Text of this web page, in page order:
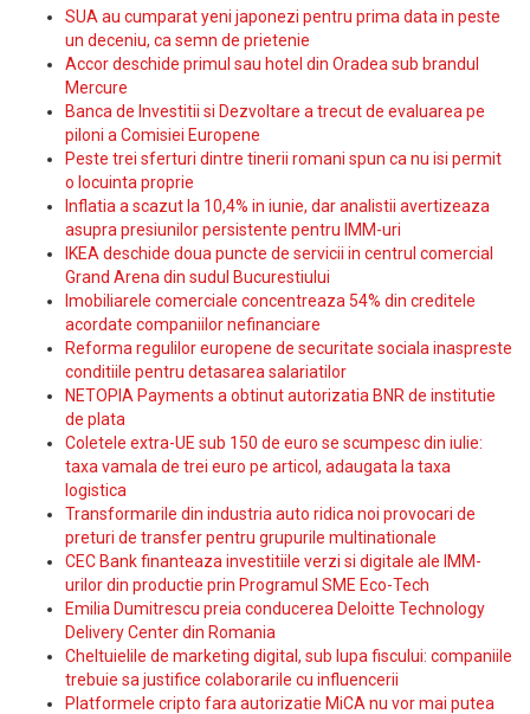
SUA au cumparat yeni japonezi pentru prima data in peste
un deceniu, ca semn de prietenie
Accor deschide primul sau hotel din Oradea sub brandul
Mercure
Banca de Investitii si Dezvoltare a trecut de evaluarea pe
piloni a Comisiei Europene
Peste trei sferturi dintre tinerii romani spun ca nu isi permit
o locuinta proprie
Inflatia a scazut la 10,4% in iunie, dar analistii avertizeaza
asupra presiunilor persistente pentru IMM-uri
IKEA deschide doua puncte de servicii in centrul comercial
Grand Arena din sudul Bucurestiului
Imobiliarele comerciale concentreaza 54% din creditele
acordate companiilor nefinanciare
Reforma regulilor europene de securitate sociala inaspreste
conditiile pentru detasarea salariatilor
NETOPIA Payments a obtinut autorizatia BNR de institutie
de plata
Coletele extra-UE sub 150 de euro se scumpesc din iulie:
taxa vamala de trei euro pe articol, adaugata la taxa
logistica
Transformarile din industria auto ridica noi provocari de
preturi de transfer pentru grupurile multinationale
CEC Bank finanteaza investitiile verzi si digitale ale IMM-
urilor din productie prin Programul SME Eco-Tech
Emilia Dumitrescu preia conducerea Deloitte Technology
Delivery Center din Romania
Cheltuielile de marketing digital, sub lupa fiscului: companiile
trebuie sa justifice colaborarile cu influencerii
Platformele cripto fara autorizatie MiCA nu vor mai putea